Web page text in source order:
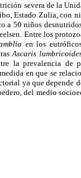
severa de la
Estado Zulia, con
50 niños
Entre los
en los
Ascaris
la prevalencia
en que se
ya que depende
del medio